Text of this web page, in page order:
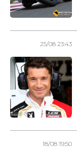
25/08 23:43
18/08 19:50